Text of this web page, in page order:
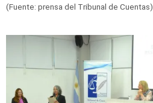
(Fuente: prensa del Tribunal de Cuentas)